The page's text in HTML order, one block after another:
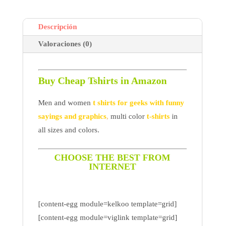
Descripción
Valoraciones (0)
Buy Cheap Tshirts in Amazon
Men and women t shirts for geeks with funny
sayings and graphics, multi color t-shirtsin
all sizes and colors.
CHOOSE THE BEST FROM
INTERNET
[content-egg module=kelkoo template=grid]
[content-egg module=viglink template=grid]